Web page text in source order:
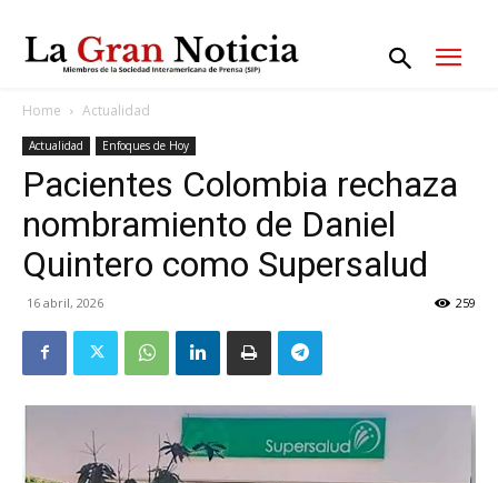
Home Actualidad
Actualidad Enfoques de Hoy
Pacientes Colombia rechaza
nombramiento de Daniel
Quintero como Supersalud
16 abril, 2026 259